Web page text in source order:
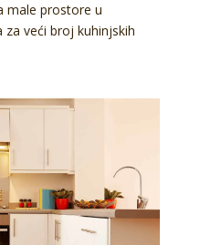
male prostore u
veći broj kuhinjskih